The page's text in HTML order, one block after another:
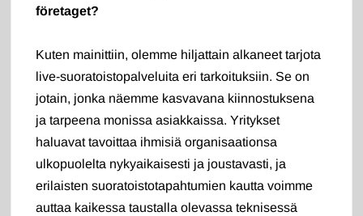
företaget?
Kuten mainittiin, olemme hiljattain alkaneet tarjota
live-suoratoistopalveluita eri tarkoituksiin. Se on
jotain, jonka näemme kasvavana kiinnostuksena
ja tarpeena monissa asiakkaissa. Yritykset
haluavat tavoittaa ihmisiä organisaationsa
ulkopuolelta nykyaikaisesti ja joustavasti, ja
erilaisten suoratoistotapahtumien kautta voimme
auttaa kaikessa taustalla olevassa teknisessä